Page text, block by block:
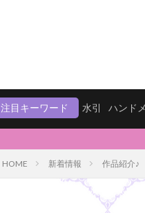
注目キーワード 水引 ハンド
HOME 新着情報 作品紹介♪